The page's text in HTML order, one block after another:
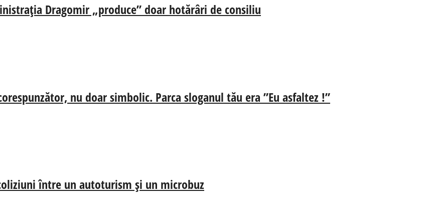
Dragomir „produce” doar hotărâri de consiliu
nu doar simbolic. Parca sloganul tău era ”Eu asfaltez !”
între un autoturism și un microbuz